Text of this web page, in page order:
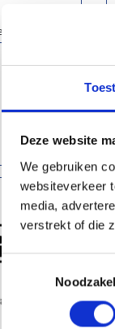
Deze website
We gebruiken
websiteverkeer
media,
verstrekt of die
Toestemmingsselectie